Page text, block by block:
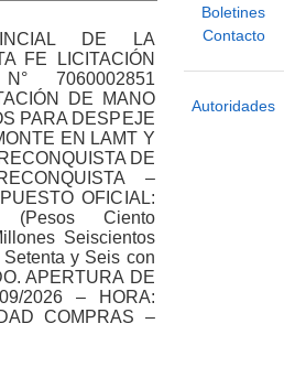
DE LA
FE LICITACIÓN
7060002851
DE MANO
PARA DESPEJE
EN LAMT Y
DE
–
OFICIAL:
(Pesos Ciento
Seiscientos
y Seis con
APERTURA DE
2026 – HORA:
COMPRAS –
Boletines
Contacto
Autoridades